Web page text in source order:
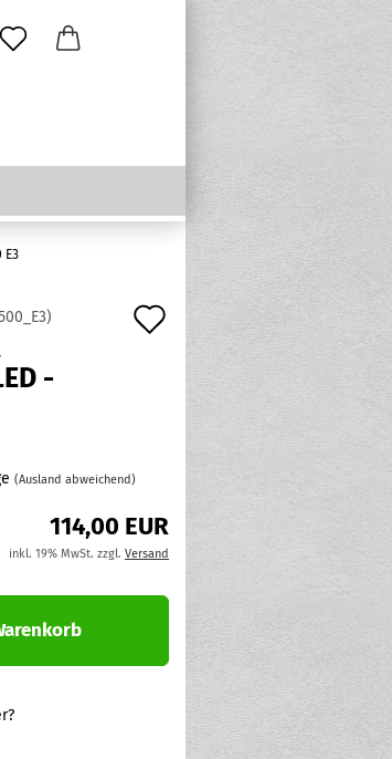
E3
)
Merkzettel
-
(Ausland abweichend)
114,00 EUR
inkl. 19% MwSt. zzgl. Versand